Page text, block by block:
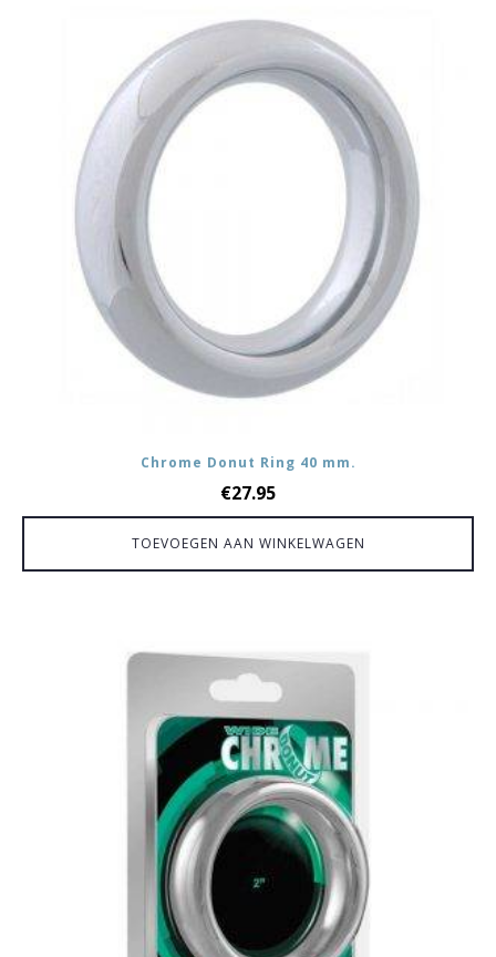
Chrome Donut Ring 40 mm.
€27.95
TOEVOEGEN AAN WINKELWAGEN